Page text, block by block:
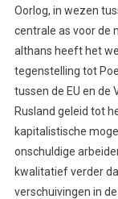
Oorlog, in wezen
centrale as voor de
althans heeft het
tegenstelling tot
tussen de EU en de
Rusland geleid tot
kapitalistische
onschuldige
kwalitatief verder
verschuivingen in